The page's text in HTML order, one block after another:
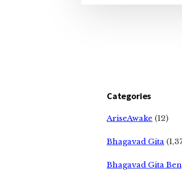
Categories
AriseAwake (12)
Bhagavad Gita
Bhagavad Gita